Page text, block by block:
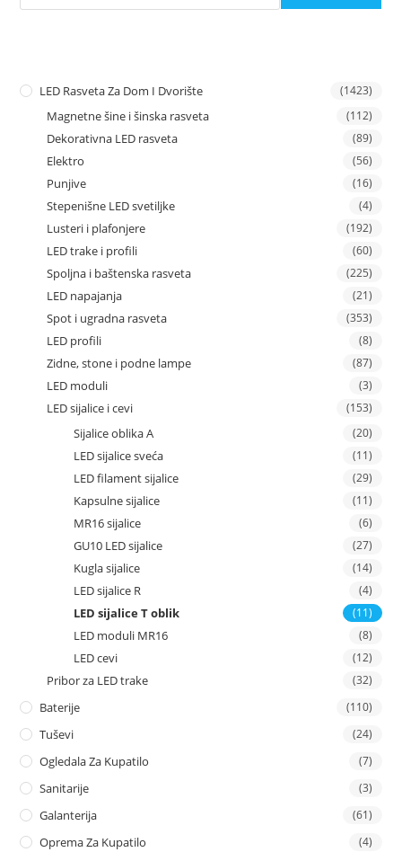
LED Rasveta Za Dom I Dvorište (1423)
Magnetne šine i šinska rasveta (112)
Dekorativna LED rasveta (89)
Elektro (56)
Punjive (16)
Stepenišne LED svetiljke (4)
Lusteri i plafonjere (192)
LED trake i profili (60)
Spoljna i baštenska rasveta (225)
LED napajanja (21)
Spot i ugradna rasveta (353)
LED profili (8)
Zidne, stone i podne lampe (87)
LED moduli (3)
LED sijalice i cevi (153)
Sijalice oblika A (20)
LED sijalice sveća (11)
LED filament sijalice (29)
Kapsulne sijalice (11)
MR16 sijalice (6)
GU10 LED sijalice (27)
Kugla sijalice (14)
LED sijalice R (4)
LED sijalice T oblik (11)
LED moduli MR16 (8)
LED cevi (12)
Pribor za LED trake (32)
Baterije (110)
Tuševi (24)
Ogledala Za Kupatilo (7)
Sanitarije (3)
Galanterija (61)
Oprema Za Kupatilo (4)